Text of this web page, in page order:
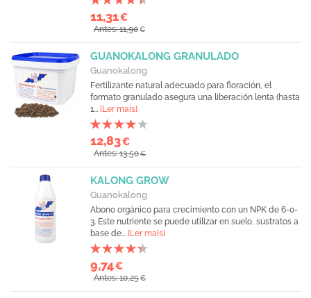
11,31€
Antes: 11,90€
GUANOKALONG GRANULADO
Guanokalong
Fertilizante natural adecuado para floración, el
formato granulado asegura una liberación lenta (hasta
1... [Ler mais]
12,83€
Antes: 13,50€
KALONG GROW
Guanokalong
Abono orgánico para crecimiento con un NPK de 6-0-
3. Este nutriente se puede utilizar en suelo, sustratos a
base de... [Ler mais]
9,74€
Antes: 10,25€